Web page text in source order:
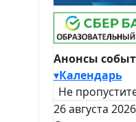
Анонсы
▾Календарь
Не
26 августа